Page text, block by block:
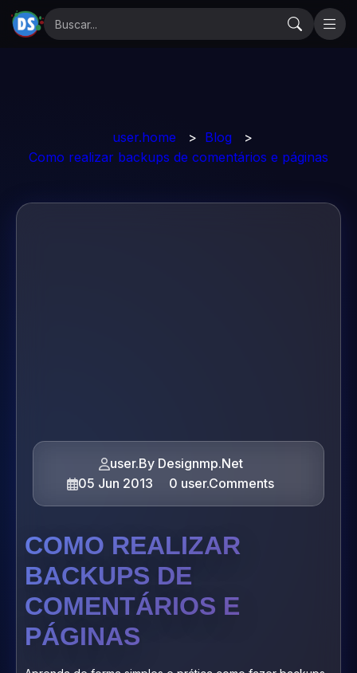
user.home > Blog
>
Como realizar backups de comentários e páginas
user.By Designmp.Net
05 Jun 2013
0 user.Comments
COMO REALIZAR
BACKUPS DE
COMENTÁRIOS E
PÁGINAS